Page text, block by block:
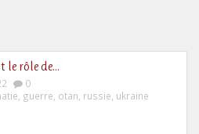
le rôle de…
0
guerre otan russie ukraine